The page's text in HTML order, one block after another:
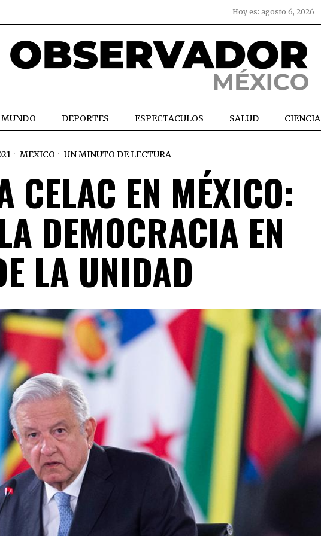
Hoy es: agosto 6, 2026
MUNDO DEPORTES ESPECTACULOS SALUD CIENCIA
MEXICO UN MINUTO DE LECTURA
CELAC EN MÉXICO:
DEMOCRACIA EN
LA UNIDAD